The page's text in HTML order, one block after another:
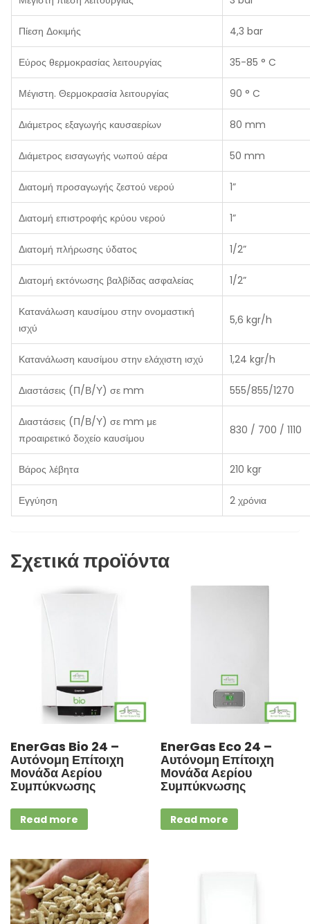
Πίεση Δοκιμής 4,3 bar
Εύρος θερμοκρασίας λειτουργίας 35-85 ° C
Μέγιστη. Θερμοκρασία λειτουργίας 90 ° C
Διάμετρος εξαγωγής καυσαερίων 80 mm
Διάμετρος εισαγωγής νωπού αέρα 50 mm
Διατομή προσαγωγής ζεστού νερού 1”
Διατομή επιστροφής κρύου νερού 1”
Διατομή πλήρωσης ύδατος 1/2”
Διατομή εκτόνωσης βαλβίδας ασφαλείας 1/2”
Κατανάλωση καυσίμου στην ονομαστική
ισχύ
5,6 kgr/h
Κατανάλωση καυσίμου στην ελάχιστη ισχύ 1,24 kgr/h
Διαστάσεις (Π/Β/Υ) σε mm 555/855/1270
Διαστάσεις (Π/Β/Υ) σε mm με
προαιρετικό δοχείο καυσίμου
830 / 700 / 1110
Βάρος λέβητα 210 kgr
Εγγύηση 2 χρόνια
Σχετικά προϊόντα
EnerGas Bio 24 –
Αυτόνομη Επίτοιχη
Μονάδα Αερίου
Συμπύκνωσης
Read more
EnerGas Eco 24 –
Αυτόνομη Επίτοιχη
Μονάδα Αερίου
Συμπύκνωσης
Read more